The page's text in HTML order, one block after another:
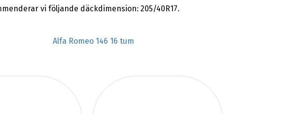
vi följande däckdimension: 205/40R17.
Alfa Romeo 146 16 tum